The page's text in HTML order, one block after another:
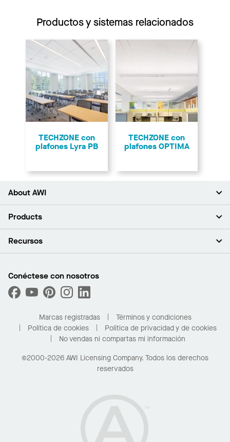
Productos y sistemas relacionados
TECHZONE con
plafones Lyra PB
TECHZONE con
plafones OPTIMA
About AWI
Acerca de nosotros
Sala de prensa
¿Cuáles son mis opciones de compra?
Products
Plafones
Capacidades personalizadas
Desempeño
Recursos
Buscar un distribuidor
Solicitar muestras
Compre en línea con Kanopi
Para el hogar
Conéctese con nosotros
Marcas registradas
Términos y condiciones
Política de cookies
Política de privacidad y de cookies
No vendas ni compartas mi información
©2000-2026 AWI Licensing Company. Todos los derechos
reservados